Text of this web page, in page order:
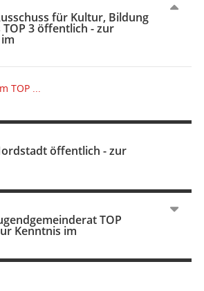
für Kultur, Bildung
TOP 3 öffentlich - zur
TOP ...
öffentlich - zur
TOP
Kenntnis im